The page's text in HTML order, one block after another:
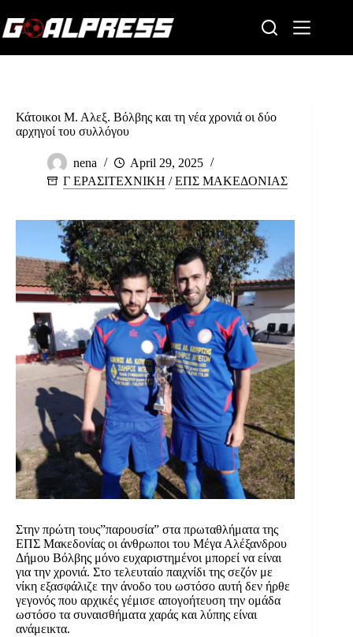
to
content
Κάτοικοι Μ. Αλεξ. Βόλβης και τη νέα χρονιά οι δύο
αρχηγοί του συλλόγου
nena
April 29, 2025
Γ ΕΡΑΣΙΤΕΧΝΙΚΗ /ΕΠΣ ΜΑΚΕΔΟΝΙΑΣ
Στην πρώτη τους”παρουσία” στα πρωταθλήματα της
ΕΠΣ Μακεδονίας οι άνθρωποι του Μέγα Αλέξανδρου
Δήμου Βόλβης μόνο ευχαριστημένοι μπορεί να είναι
για την χρονιά. Στο τελευταίο παιχνίδι της σεζόν με
νίκη εξασφάλιζε την άνοδο του ωστόσο αυτή δεν ήρθε
γεγονός που αρχικές γέμισε απογοήτευση την ομάδα
ωστόσο τα συναισθήματα χαράς και λύπης είναι
ανάμεικτα.